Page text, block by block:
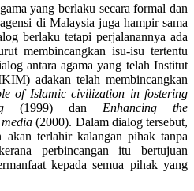
yang berlaku secara formal dan
di Malaysia juga hampir sama
berlaku tetapi perjalanannya ada
membincangkan isu-isu tertentu
antara agama yang telah Institut
adakan telah membincangkan
of Islamic civilization in fostering
(1999) dan Enhancing the
(2000). Dalam dialog tersebut,
terlahir kalangan pihak tanpa
perbincangan itu bertujuan
kepada semua pihak yang